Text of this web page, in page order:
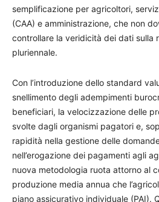
semplificazione per agricoltori,
(CAA) e amministrazione, che non
controllare la veridicità dei dati sulla
pluriennale.
Con l’introduzione dello standard
snellimento degli adempimenti
beneficiari, la velocizzazione delle
svolte dagli organismi pagatori e,
rapidità nella gestione delle
nell’erogazione dei pagamenti agli
nuova metodologia ruota attorno al
produzione media annua che
piano assicurativo individuale (PAI).